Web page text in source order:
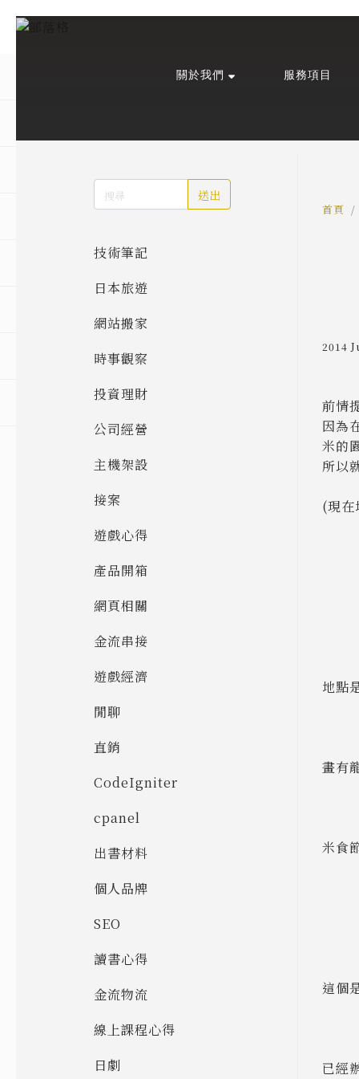
預約服務
活動報名
影像紀錄
Podcast
關於我們 服務項目
送出
技術筆記
日本旅遊
網站搬家
時事觀察
投資理財
公司經營
主機架設
接案
遊戲心得
產品開箱
網頁相關
金流串接
遊戲經濟
閒聊
直銷
CodeIgniter
cpanel
出書材料
個人品牌
SEO
讀書心得
金流物流
線上課程心得
日劇
首頁
2014
前情
因為
米的
所以
(現在
地點
畫有
米食
這個
已經